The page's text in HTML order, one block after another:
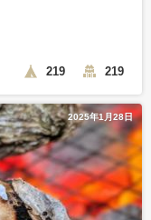
219 219
2025年1月28日